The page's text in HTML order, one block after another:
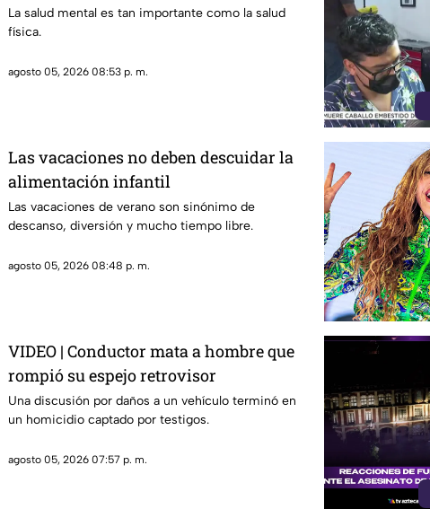
La salud mental es tan importante como la salud
física.
agosto 05, 2026 08:53 p. m.
Las vacaciones no deben descuidar la
alimentación infantil
Las vacaciones de verano son sinónimo de
descanso, diversión y mucho tiempo libre.
agosto 05, 2026 08:48 p. m.
VIDEO | Conductor mata a hombre que
rompió su espejo retrovisor
Una discusión por daños a un vehículo terminó en
un homicidio captado por testigos.
agosto 05, 2026 07:57 p. m.